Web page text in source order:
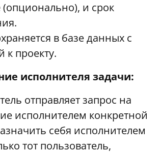
и срок
в базе данных с
к проекту.
исполнителя задачи:
отправляет запрос на
исполнителем конкретной
себя исполнителем
тот пользователь,